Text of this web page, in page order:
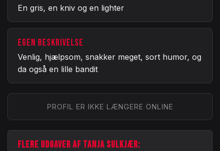
En gris, en kniv og en lighter
EGEN BESKRIVELSE
Venlig, hjælpsom, snakker meget, sort humor, og
da også en lille bandit
PROFIL ER IKKE LÆNGERE ONLINE
FLERE UDGAVER AF TANJA SULKJÆR: